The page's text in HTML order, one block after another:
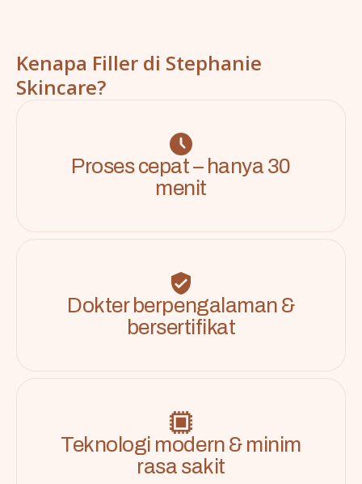
Kenapa Filler di Stephanie
Skincare?
Proses cepat – hanya 30
menit
Dokter berpengalaman &
bersertifikat
Teknologi modern & minim
rasa sakit